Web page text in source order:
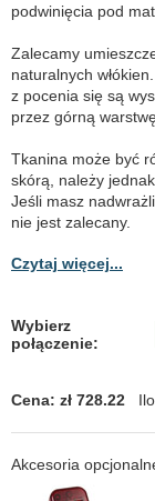
podwinięcia pod
Zalecamy
naturalnych
z pocenia się są
przez górną
Tkanina może być
skórą, należy
Jeśli masz
nie jest zalecany.
Czytaj więcej...
Wybierz
połączenie:
Cena: zł 728.22
Akcesoria